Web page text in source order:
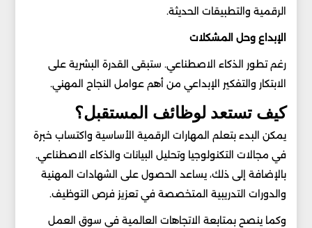
الرقمية والتطبيقات الحديثة.
الإبداع وحل المشكلات
رغم تطور الذكاء الاصطناعي. ستبقى القدرة البشرية على
الابتكار والتفكير الإبداعي من أهم عوامل النجاح المهني.
كيف تستعد لوظائف المستقبل؟
يمكن البدء بتعلم المهارات الرقمية الأساسية واكتساب خبرة
في مجالات التكنولوجيا وتحليل البيانات والذكاء الاصطناعي.
بالإضافة إلى ذلك، يساعد الحصول على الشهادات المهنية
والدورات التدريبية المتخصصة في تعزيز فرص التوظيف.
وكما ينصح بمتابعة الاتجاهات العالمية في سوق العمل